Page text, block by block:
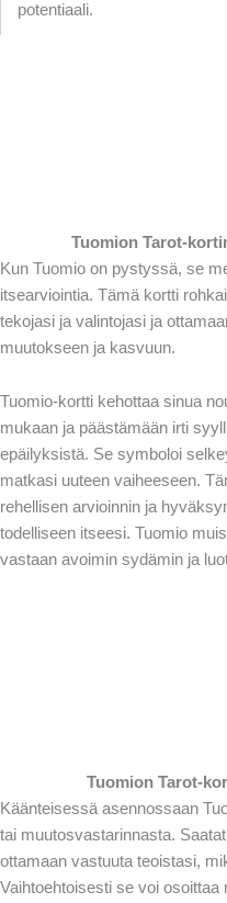
potentiaali.
Tuomion Tarot-
Kun Tuomio on pystyssä, se
itsearviointia. Tämä kortti
tekojasi ja valintojasi ja
muutokseen ja kasvuun.
Tuomio-kortti kehottaa sinua
mukaan ja päästämään irti
epäilyksistä. Se symboloi
matkasi uuteen vaiheeseen.
rehellisen arvioinnin ja
todelliseen itseesi. Tuomio
vastaan avoimin sydämin ja
Tuomion Tarot-
Käänteisessä asennossaan
tai muutosvastarinnasta.
ottamaan vastuuta teoistasi,
Vaihtoehtoisesti se voi osoittaa